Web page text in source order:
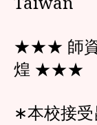
Taiwan
★★★ 師資
煌 ★★★
∗本校接受